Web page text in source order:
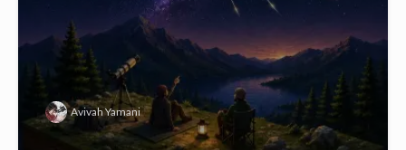
Avivah Yamani